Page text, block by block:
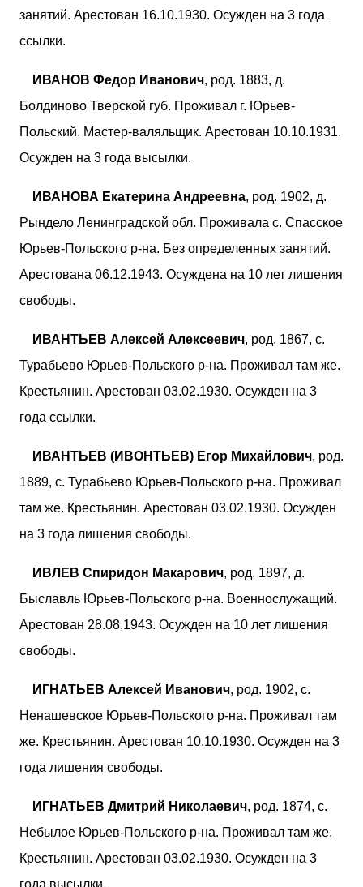
занятий. Арестован 16.10.1930. Осужден на 3 года
ссылки.
ИВАНОВ Федор Иванович, род. 1883, д.
Болдиново Тверской губ. Проживал г. Юрьев-
Польский. Мастер-валяльщик. Арестован 10.10.1931.
Осужден на 3 года высылки.
ИВАНОВА Екатерина Андреевна, род. 1902, д.
Рындело Ленинградской обл. Проживала с. Спасское
Юрьев-Польского р-на. Без определенных занятий.
Арестована 06.12.1943. Осуждена на 10 лет лишения
свободы.
ИВАНТЬЕВ Алексей Алексеевич, род. 1867, с.
Турабьево Юрьев-Польского р-на. Проживал там же.
Крестьянин. Арестован 03.02.1930. Осужден на 3
года ссылки.
ИВАНТЬЕВ (ИВОНТЬЕВ) Егор Михайлович, род.
1889, с. Турабьево Юрьев-Польского р-на. Проживал
там же. Крестьянин. Арестован 03.02.1930. Осужден
на 3 года лишения свободы.
ИВЛЕВ Спиридон Макарович, род. 1897, д.
Быславль Юрьев-Польского р-на. Военнослужащий.
Арестован 28.08.1943. Осужден на 10 лет лишения
свободы.
ИГНАТЬЕВ Алексей Иванович, род. 1902, с.
Ненашевское Юрьев-Польского р-на. Проживал там
же. Крестьянин. Арестован 10.10.1930. Осужден на 3
года лишения свободы.
ИГНАТЬЕВ Дмитрий Николаевич, род. 1874, с.
Небылое Юрьев-Польского р-на. Проживал там же.
Крестьянин. Арестован 03.02.1930. Осужден на 3
года высылки.